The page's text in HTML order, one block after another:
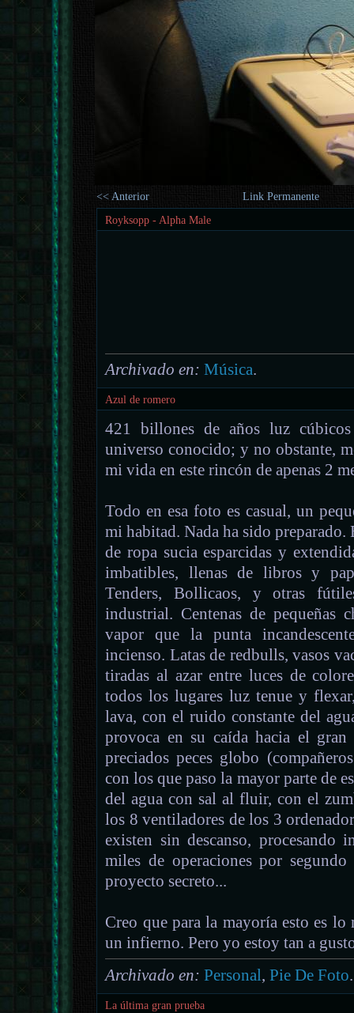
<< Anterior
Link Permanente
Royksopp - Alpha Male
Archivado en: Música.
Azul de romero
421 billones de años luz
universo conocido; y no obstante,
mi vida en este rincón de apenas 2
Todo en esa foto es casual, un
mi habitad. Nada ha sido preparado.
de ropa sucia esparcidas y
imbatibles, llenas de libros y
Tenders, Bollicaos, y otras
industrial. Centenas de pequeñas
vapor que la punta
incienso. Latas de redbulls, vasos
tiradas al azar entre luces de
todos los lugares luz tenue y
lava, con el ruido constante del
provoca en su caída hacia el
preciados peces globo
con los que paso la mayor parte de
del agua con sal al fluir, con el
los 8 ventiladores de los 3
existen sin descanso, procesando
miles de operaciones por
proyecto secreto...
Creo que para la mayoría esto es
un infierno. Pero yo estoy tan a
Archivado en: Personal,Pie De Foto.
La última gran prueba